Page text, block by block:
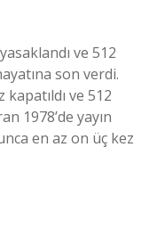
ve 512
son verdi.
ve 512
1978’de yayın
en az on üç kez